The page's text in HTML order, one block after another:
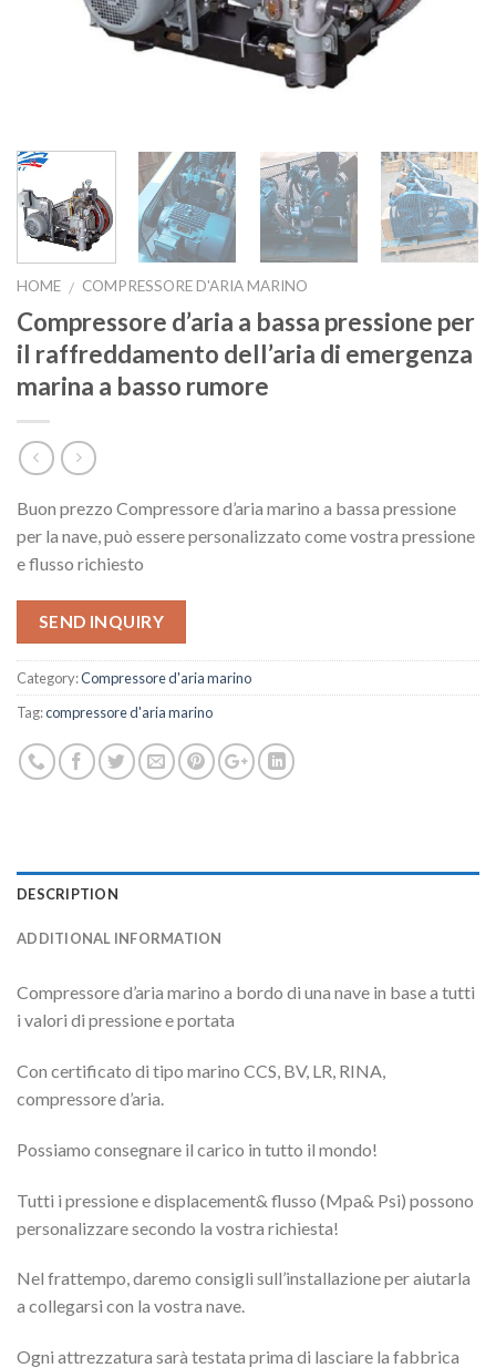
HOME / COMPRESSORE D'ARIA MARINO
Compressore d’aria a bassa pressione per
il raffreddamento dell’aria di emergenza
marina a basso rumore
Buon prezzo Compressore d’aria marino a bassa pressione
per la nave, può essere personalizzato come vostra pressione
e flusso richiesto
SEND INQUIRY
Category:Compressore d'aria marino
Tag:compressore d'aria marino
DESCRIPTION
ADDITIONAL INFORMATION
Compressore d’aria marino a bordo di una nave in base a tutti
i valori di pressione e portata
Con certificato di tipo marino CCS, BV, LR, RINA,
compressore d’aria.
Possiamo consegnare il carico in tutto il mondo!
Tutti i pressione e displacement& flusso (Mpa& Psi) possono
personalizzare secondo la vostra richiesta!
Nel frattempo, daremo consigli sull’installazione per aiutarla
a collegarsi con la vostra nave.
Ogni attrezzatura sarà testata prima di lasciare la fabbrica